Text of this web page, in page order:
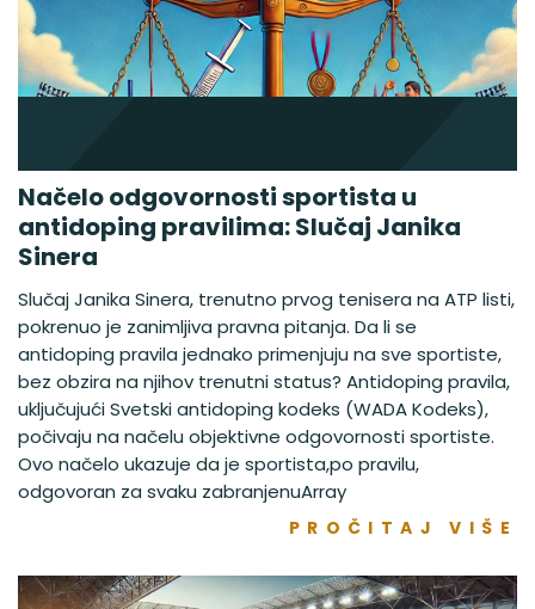
Načelo odgovornosti sportista u
antidoping pravilima: Slučaj Janika
Sinera
Slučaj Janika Sinera, trenutno prvog tenisera na ATP listi,
pokrenuo je zanimljiva pravna pitanja. Da li se
antidoping pravila jednako primenjuju na sve sportiste,
bez obzira na njihov trenutni status? Antidoping pravila,
uključujući Svetski antidoping kodeks (WADA Kodeks),
počivaju na načelu objektivne odgovornosti sportiste.
Ovo načelo ukazuje da je sportista,po pravilu,
odgovoran za svaku zabranjenuArray
PROČITAJ VIŠE